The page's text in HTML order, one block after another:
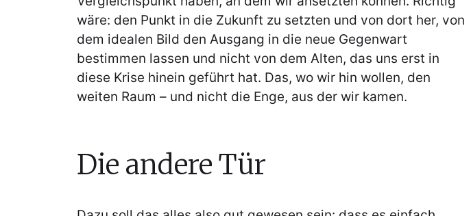
wäre: den Punkt in die Zukunft zu setzten und von dort her, von
dem idealen Bild den Ausgang in die neue Gegenwart
bestimmen lassen und nicht von dem Alten, das uns erst in
diese Krise hinein geführt hat. Das, wo wir hin wollen, den
weiten Raum – und nicht die Enge, aus der wir kamen.
Die andere Tür